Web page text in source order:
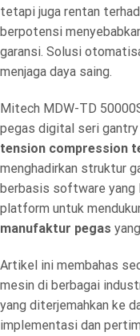
tetapi juga rentan
berpotensi
garansi. Solusi
menjaga daya saing.
Mitech MDW-TD
pegas digital seri
tension compression
menghadirkan struktur
berbasis software yang
platform untuk
manufaktur pegas
Artikel ini membahas
mesin di berbagai
yang diterjemahkan ke
implementasi dan